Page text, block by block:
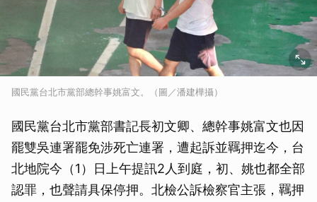
國民黨台北市黨部總幹事姚富文。（圖／潘建樺攝）
國民黨台北市黨部書記長初文卿、總幹事姚富文也因
罷雙吳連署罷免涉死亡連署，遭起訴並羈押迄今，台
北地院今（1）日上午提訊2人到庭，初、姚也都全部
認罪，也聲請具保停押。北檢公訴檢察官主張，羈押